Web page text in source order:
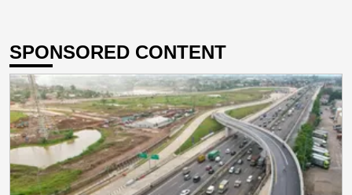
SPONSORED CONTENT